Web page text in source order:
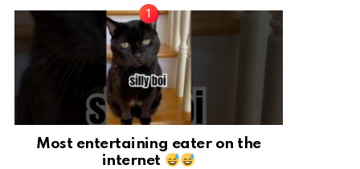
Most entertaining eater on the
internet